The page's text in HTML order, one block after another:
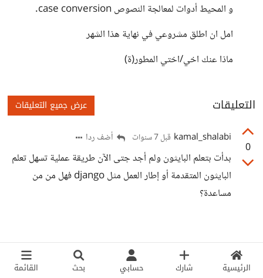
الرئيسية شارك حسابي بحث القائمة
و المحيط أدوات لمعالجة النصوص case conversion.
امل ان اطلق مشروعي في نهاية هذا الشهر
ماذا عنك اخي/اختي المطور(ة)
التعليقات عرض جميع التعليقات
0
kamal_shalabi قبل 7 سنوات أضف ردا
بدأت بتعلم البايثون ولم أجد جتى الآن طريقة عملية تسهل تعلم
البايثون المتقدمة أو إطار العمل مثل django فهل من من
مساعدة؟